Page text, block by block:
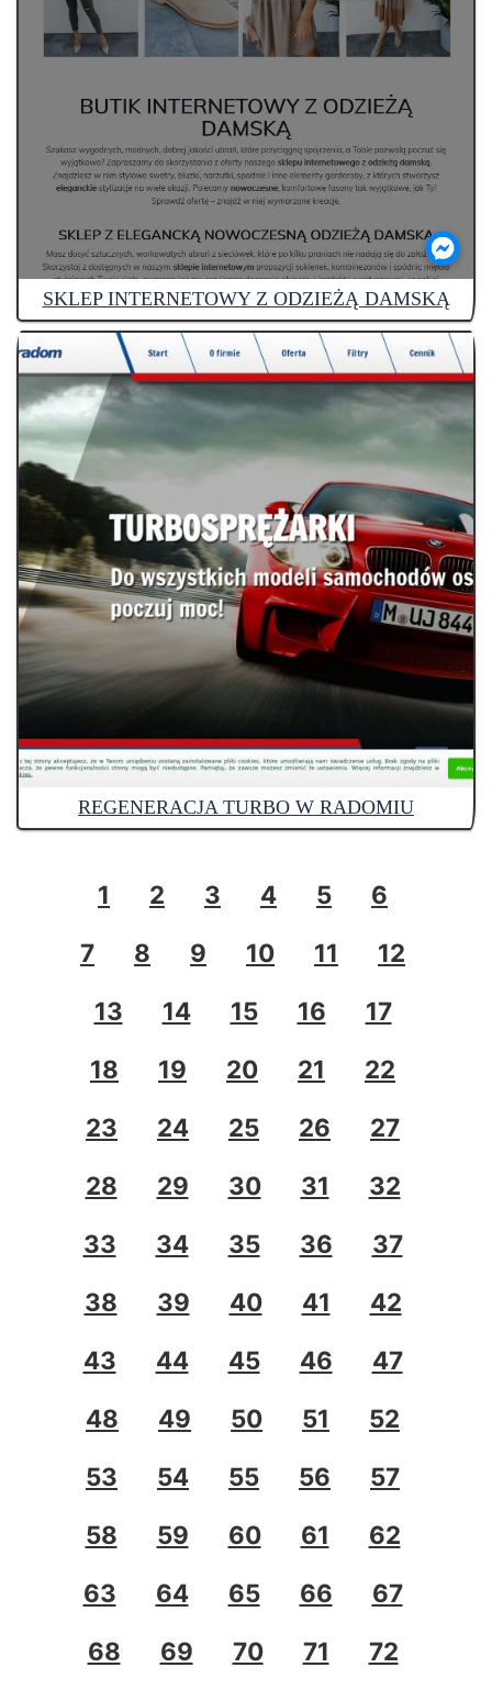
SKLEP INTERNETOWY Z ODZIEŻĄ DAMSKĄ
REGENERACJA TURBO W RADOMIU
1 2 3 4 5
6
7
8 9 10 11
12
13
14 15 16
17
18
19 20 21
22
23
24 25 26
27
28
29 30 31
32
33
34 35 36
37
38
39 40 41
42
43
44 45 46
47
48
49 50 51
52
53
54 55 56
57
58
59 60 61
62
63
64 65 66
67
68
69 70 71
72